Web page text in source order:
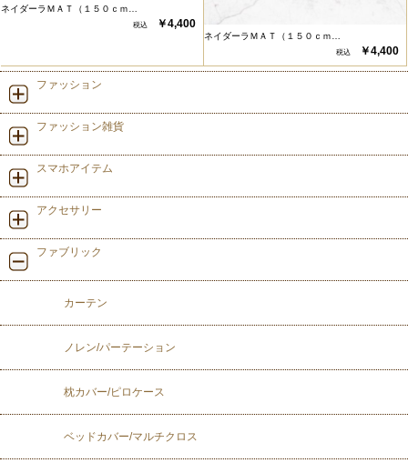
ネイダーラＭＡＴ（１５０ｃｍ…
￥4,400
ネイダーラＭＡＴ（１５０ｃｍ…
￥4,400
ファッション
ファッション雑貨
スマホアイテム
アクセサリー
ファブリック
カーテン
ノレン/パーテーション
枕カバー/ピロケース
ベッドカバー/マルチクロス